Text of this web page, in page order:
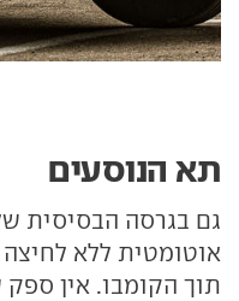
תא הנוסעים
גם בגרסה הבסיסית
אוטומטית ללא
תוך הקומבו. אין